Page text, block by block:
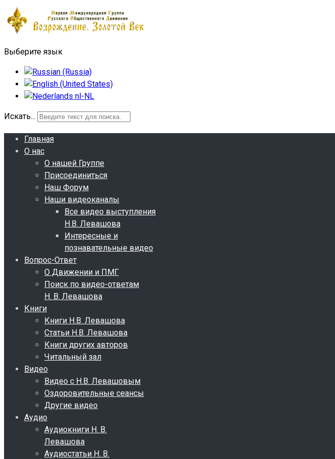
Выберите язык
Искать...
Главная
О нас
О нашей Группе
Присоединиться
Наш Форум
Наши видеоканалы
Все видео выступления
Н.В. Левашова
Интересные и
познавательные видео
Вопрос-Ответ
О Движении и ПМГ
Поиск по видео-ответам
Н. В. Левашова
Книги
Книги Н.В. Левашова
Статьи Н.В. Левашова
Книги других авторов
Читальный зал
Видео
Видео с Н.В. Левашовым
Оздоровительные сеансы
Другие видео
Аудио
Аудиокниги Н. В.
Левашова
Аудиостатьи Н. В.